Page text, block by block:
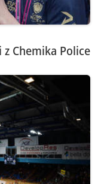
Chemika Police